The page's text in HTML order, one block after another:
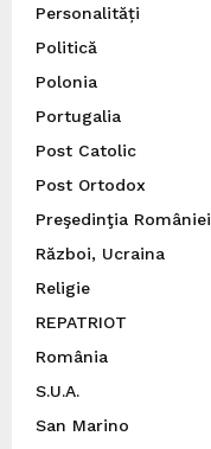
Personalități
Politică
Polonia
Portugalia
Post Catolic
Post Ortodox
Preşedinţia României
Război, Ucraina
Religie
REPATRIOT
România
S.U.A.
San Marino